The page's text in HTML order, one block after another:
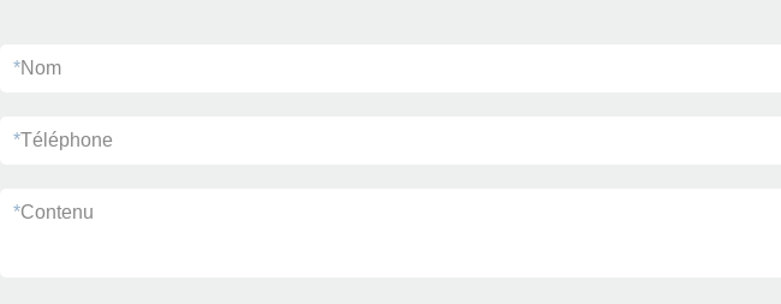
*Nom
*Téléphone
*Contenu